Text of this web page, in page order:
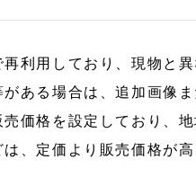
利用しており、現物と
ある場合は、追加画像
売価格を設定しており、
は、定価より販売価格が